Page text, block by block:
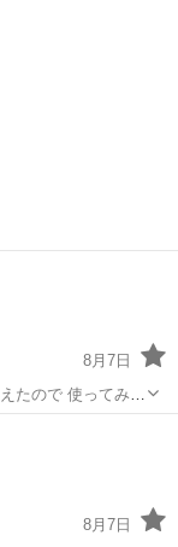
8月7日
たので 使ってみた
一年ほどになりま
8月7日